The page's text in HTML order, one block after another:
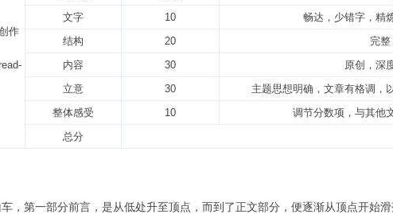
作
文字
10 畅达，少错字，精
结构
20 完整
内容
30 原创，深
立意
30 主题思想明确，文章有格调，
整体感受
10 调节分数项，与其他
总分
，第一部分前言，是从低处升至顶点，而到了正文部分，便逐渐从顶点开始